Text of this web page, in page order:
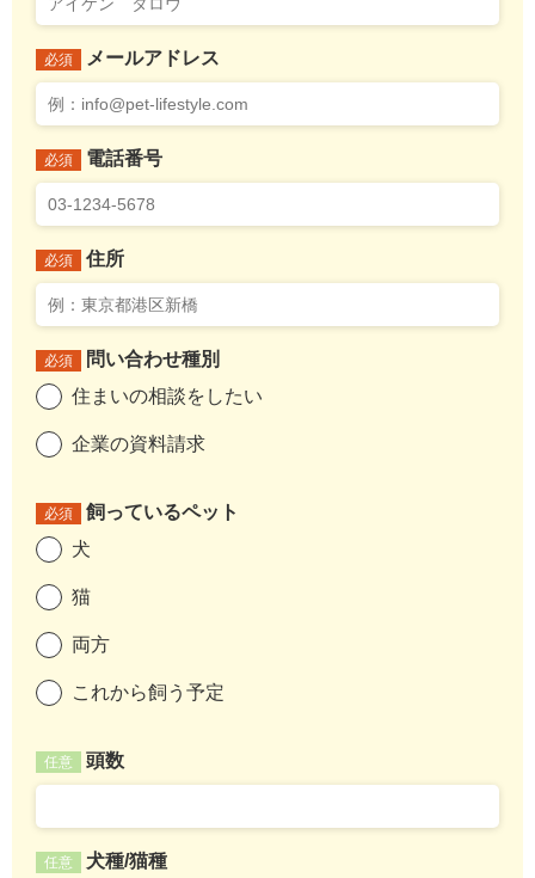
必須 メールアドレス
必須 電話番号
必須 住所
必須
問い合わせ種別
住まいの相談をしたい
企業の資料請求
必須
飼っているペット
犬
猫
両方
これから飼う予定
任意 頭数
任意 犬種/猫種